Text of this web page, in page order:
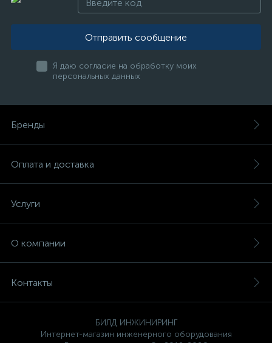
Отправить сообщение
Я даю согласие на обработку моих
персональных данных
Бренды
Оплата и доставка
Услуги
О компании
Контакты
БИЛД ИНЖИНИРИНГ
Интернет-магазин инженерного оборудования